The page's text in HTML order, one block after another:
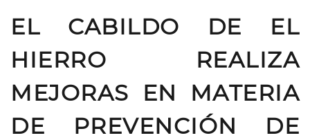
EL CABILDO DE EL
HIERRO REALIZA
MEJORAS EN MATERIA
DE PREVENCIÓN DE